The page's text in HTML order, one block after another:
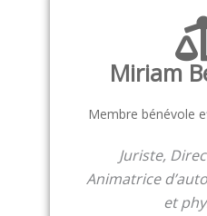
Miriam
Membre bénévole
Juriste,
Animatrice
et